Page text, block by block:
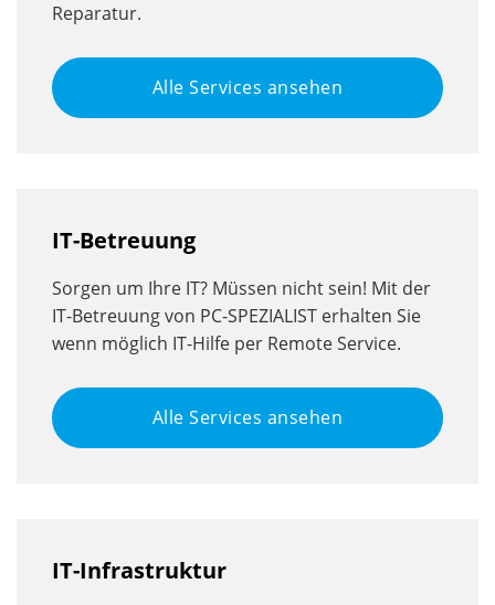
Reparatur.
Alle Services ansehen
IT-Betreuung
Sorgen um Ihre IT? Müssen nicht sein! Mit der
IT-Betreuung von PC-SPEZIALIST erhalten Sie
wenn möglich IT-Hilfe per Remote Service.
Alle Services ansehen
IT-Infrastruktur